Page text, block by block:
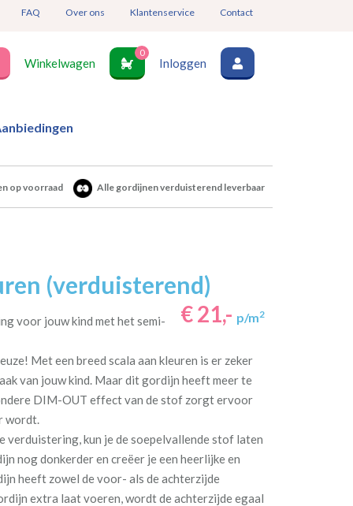
FAQ Over ons Klantenservice Contact
Winkelwagen
0
Inloggen
op voorraad Alle gordijnen verduisterend leverbaar
(verduisterend)
€ 21,- p/m2
voor jouw kind met het semi-
Met een breed scala aan kleuren is er zeker
van jouw kind. Maar dit gordijn heeft meer te
DIM-OUT effect van de stof zorgt ervoor
wordt.
verduistering, kun je de soepelvallende stof laten
nog donkerder en creëer je een heerlijke en
heeft zowel de voor- als de achterzijde
extra laat voeren, wordt de achterzijde egaal